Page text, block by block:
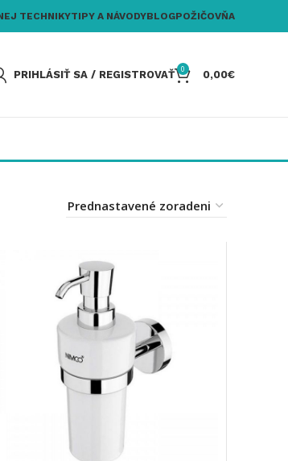
TECHNIKYTIPY A NÁVODYBLOGPOŽIČOVŇA
PRIHLÁSIŤ SA / REGISTROVAŤ 0 0,00€